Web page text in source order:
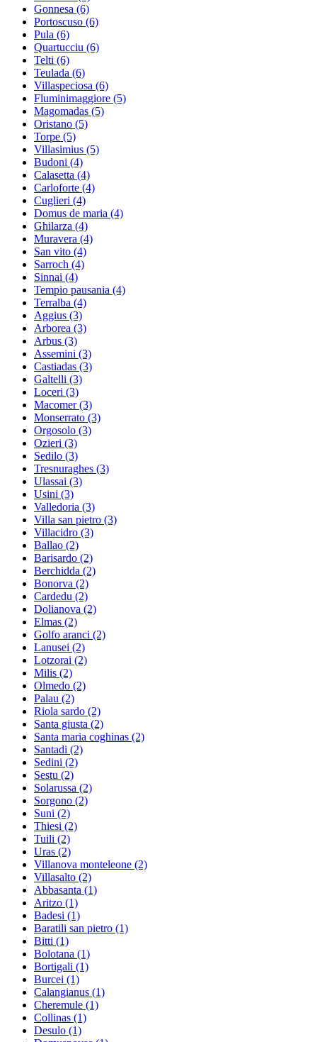
Gonnesa (6)
Portoscuso (6)
Pula (6)
Quartucciu (6)
Telti (6)
Teulada (6)
Villaspeciosa (6)
Fluminimaggiore (5)
Magomadas (5)
Oristano (5)
Torpe (5)
Villasimius (5)
Budoni (4)
Calasetta (4)
Carloforte (4)
Cuglieri (4)
Domus de maria (4)
Ghilarza (4)
Muravera (4)
San vito (4)
Sarroch (4)
Sinnai (4)
Tempio pausania (4)
Terralba (4)
Aggius (3)
Arborea (3)
Arbus (3)
Assemini (3)
Castiadas (3)
Galtelli (3)
Loceri (3)
Macomer(3)
Monserrato (3)
Orgosolo (3)
Ozieri (3)
Sedilo (3)
Tresnuraghes (3)
Ulassai (3)
Usini (3)
Valledoria (3)
Villa san pietro (3)
Villacidro (3)
Ballao (2)
Barisardo (2)
Berchidda (2)
Bonorva (2)
Cardedu (2)
Dolianova (2)
Elmas (2)
Golfo aranci (2)
Lanusei (2)
Lotzorai (2)
Milis (2)
Olmedo (2)
Palau (2)
Riola sardo (2)
Santa giusta (2)
Santa maria coghinas (2)
Santadi (2)
Sedini (2)
Sestu (2)
Solarussa (2)
Sorgono (2)
Suni (2)
Thiesi (2)
Tuili (2)
Uras (2)
Villanova monteleone (2)
Villasalto (2)
Abbasanta (1)
Aritzo (1)
Badesi (1)
Baratili san pietro (1)
Bitti (1)
Bolotana (1)
Bortigali (1)
Burcei (1)
Calangianus (1)
Cheremule (1)
Collinas (1)
Desulo (1)